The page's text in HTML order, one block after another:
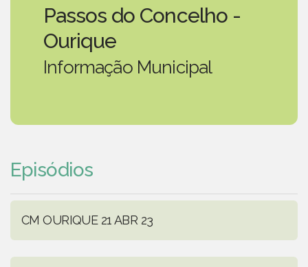
Passos do Concelho -
Ourique
Informação Municipal
Episódios
CM OURIQUE 21 ABR 23